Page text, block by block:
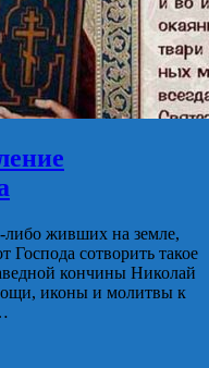
либо живших на земле,
Господа сотворить такое
кончины Николай
иконы и молитвы к